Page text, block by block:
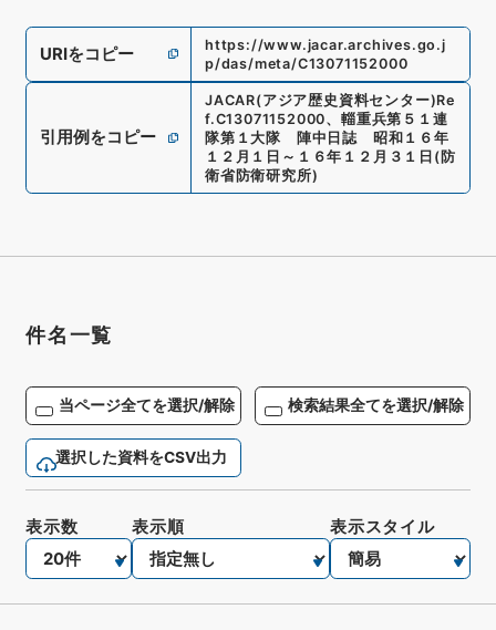
URIをコピー
https://www.jacar.archives.go.j
p/das/meta/C13071152000
引用例をコピー
JACAR(アジア歴史資料センター)Re
f.C13071152000、 輜重兵第５１連
隊第１大隊 陣中日誌 昭和１６年
１２月１日～１６年１２月３１日 (防
衛省防衛研究所)
件名一覧
当ページ全てを選択/解除 検索結果全てを選択/解除
選択した資料をCSV出力
表示数 表示順 表示スタイル